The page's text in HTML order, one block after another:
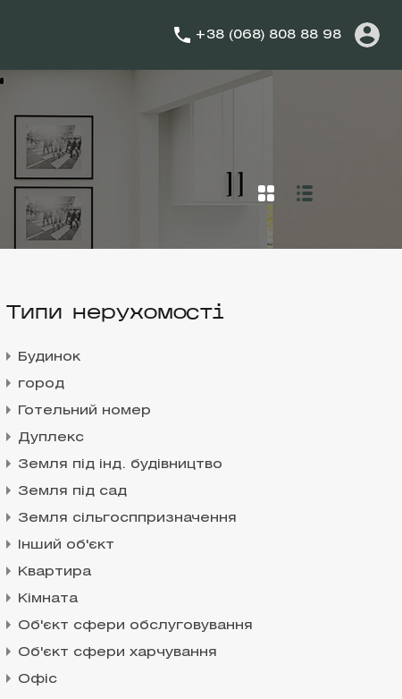
+38 (068) 808 88 98
Типи нерухомості
Будинок
город
Готельний номер
Дуплекс
Земля під інд. будівництво
Земля під сад
Земля сільгосппризначення
Інший об'єкт
Квартира
Кімната
Об'єкт сфери обслуговування
Об'єкт сфери харчування
Офіс